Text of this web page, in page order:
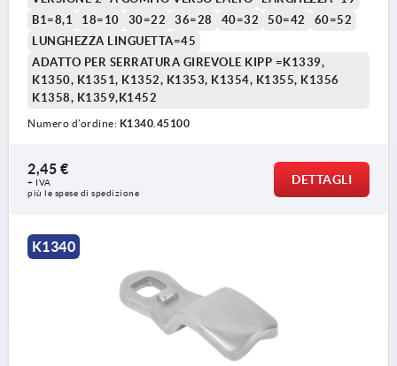
B1=8,1
18=10 30=22 36=28 40=32 50=42
60=52
LUNGHEZZA LINGUETTA=45
ADATTO PER SERRATURA GIREVOLE KIPP =K1339,
K1350, K1351, K1352, K1353, K1354, K1355, K1356
K1358, K1359,K1452
Numero d’ordine: K1340.45100
2,45 €
+ IVA
più le spese di spedizione
DETTAGLI
K1340